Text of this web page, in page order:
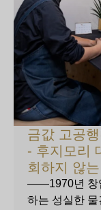
금값 고공
- 후지모리
회하지 않
——1970년 창
하는 성실한